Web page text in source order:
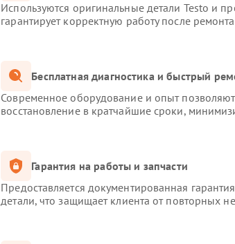
Используются оригинальные детали Testo и
гарантирует корректную работу после
Бесплатная диагностика и быстрый
Современное оборудование и опыт позволяют
восстановление в кратчайшие сроки,
Гарантия на работы и запчасти
Предоставляется документированная
детали, что защищает клиента от повторных